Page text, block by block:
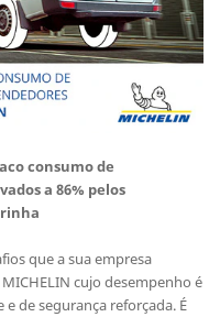
consumo de
a 86% pelos
que a sua empresa
cujo desempenho é
de segurança reforçada. É